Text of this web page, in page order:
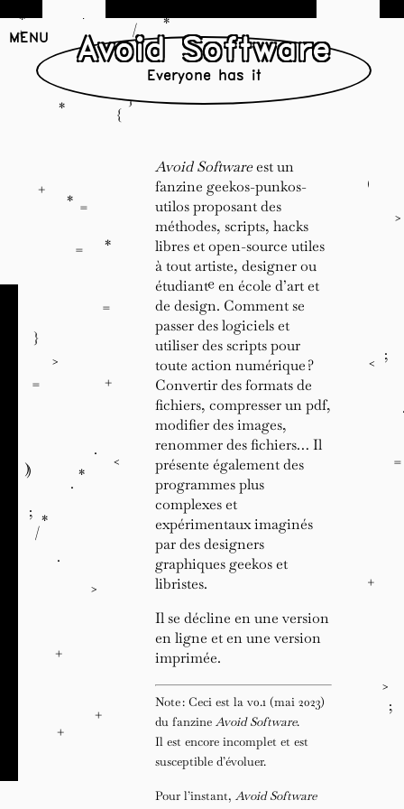
Avoid Software
Everyone has it
MENU
Avoid Softwareest un
fanzine geekos-punkos-
utilos proposant des
méthodes, scripts, hacks
libres et open-source utiles
à tout artiste, designer ou
étudiant·e en école d’art et
de design. Comment se
passer des logiciels et
utiliser des scripts pour
toute action numérique ?
Convertir des formats de
fichiers, compresser un pdf,
modifier des images,
renommer des fichiers… Il
présente également des
programmes plus
complexes et
expérimentaux imaginés
par des designers
graphiques geekos et
libristes.
Il se décline en une version
en ligne et en une version
imprimée.
Note : Ceci est la v0.1 (mai 2023)
du fanzine Avoid Software.
Il est encore incomplet et est
susceptible d’évoluer.
Pour l’instant, Avoid Software
>
}
*
+
_
+
;
{
<
>
<
;
+
=
)
}
+
*
.
*
.
)
/
/
+
.
<
*
.
*
)
_
>
= *
.
*
>
+
/
;
=
*
*
>
)
>
.
.
/
=
+
}
}
=